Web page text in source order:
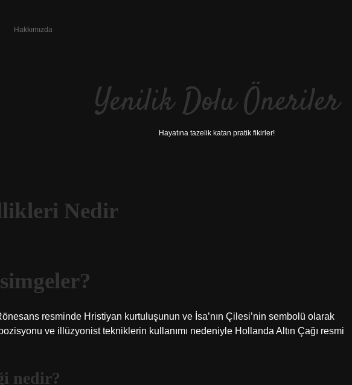
Hakkımızda
Yenilik Dolu Öneriler
Hayatına tazelik katan pratik fikirler!
Nedir
resminde Hristiyan kurtuluşunun ve İsa’nın Çilesi’nin sembolü olarak
ve illüzyonist tekniklerin kullanımı nedeniyle Hollanda Altın Çağı resmi
nedir?